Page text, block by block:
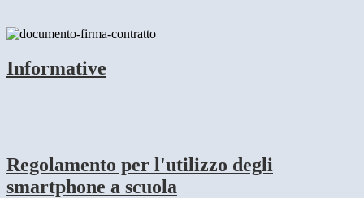
Informative
Regolamento per l'utilizzo degli
smartphone a scuola